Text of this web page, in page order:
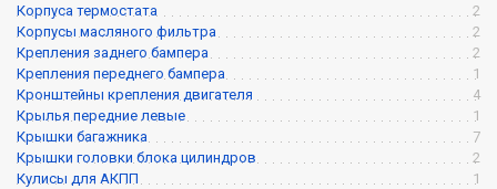
Корпуса термостата
2
Корпусы масляного фильтра
2
Крепления заднего бампера
2
Крепления переднего бампера
1
Кронштейны крепления двигателя
4
Крылья передние левые
1
Крышки багажника
7
Крышки головки блока цилиндров
2
Кулисы для АКПП
1